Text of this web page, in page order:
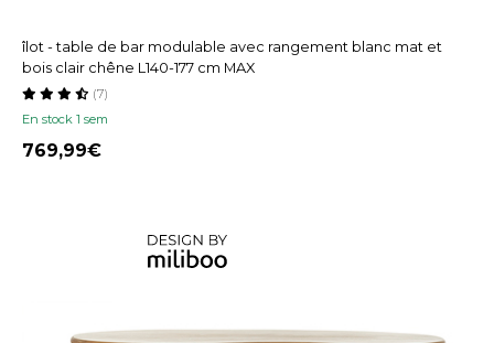
îlot - table de bar modulable avec rangement blanc mat et
bois clair chêne L140-177 cm MAX
En stock 1 sem
(7)
769,99